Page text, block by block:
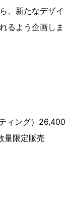
、新たなデザイ
るよう企画しま
ィング）26,400
量限定販売